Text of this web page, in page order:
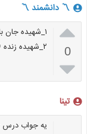
〽️ دانشمند 〽️

0

۱_شهیده جان باز 😍
۲_شهیده زنده 😍
تینا
یه جواب درس